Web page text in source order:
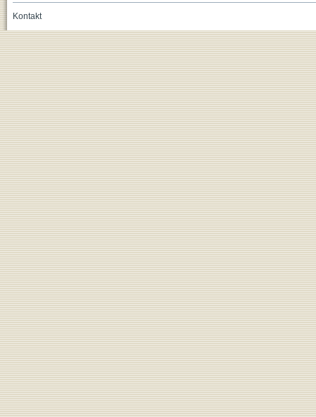
Kontakt